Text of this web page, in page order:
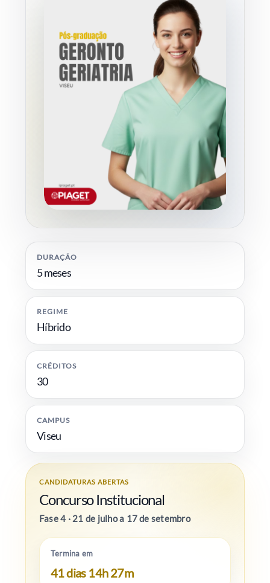
DURAÇÃO
5 meses
REGIME
Híbrido
CRÉDITOS
30
CAMPUS
Viseu
CANDIDATURAS ABERTAS
Concurso Institucional
Fase 4 · 21 de julho a 17 de setembro
Termina em
41 dias 14h 27m